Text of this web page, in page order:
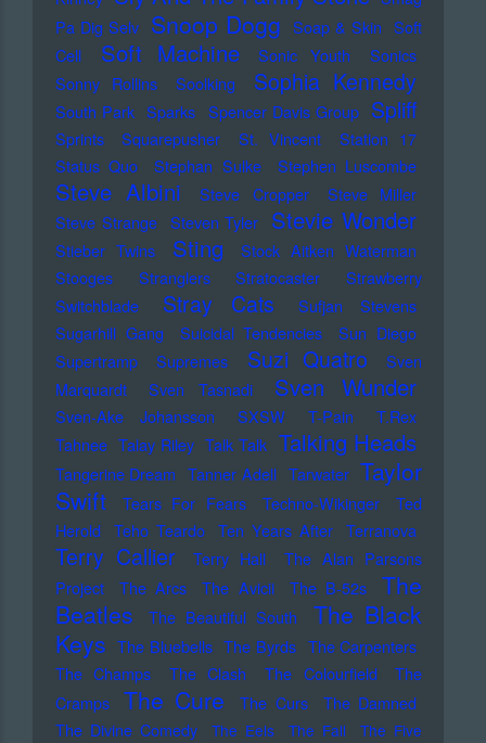
Pa Dig Selv Snoop Dogg Soap & Skin Soft
Cell
Soft Machine Sonic Youth
Sonics
Sonny Rollins
Soolking Sophia Kennedy
South Park Sparks Spencer Davis Group Spliff
Sprints Squarepusher St. Vincent
Station 17
Status Quo
Stephan Sulke Stephen Luscombe
Steve Albini Steve Cropper
Steve Miller
Steve Strange Steven Tyler Stevie Wonder
Stieber Twins Sting
Stock Aitken Waterman
Stooges
Stranglers Stratocaster
Strawberry
Switchblade
Stray Cats
Sufjan Stevens
Sugarhill Gang
Suicidal Tendencies
Sun Diego
Supertramp
Supremes Suzi Quatro
Sven
Marquardt
Sven Tasnadi Sven Wunder
Sven-Ake Johansson SXSW T-Pain
T.Rex
Tahnee Talay Riley Talk Talk Talking Heads
Tangerine Dream Tanner Adell Tarwater Taylor
Swift
Tears For Fears Techno-Wikinger
Ted
Herold
Teho Teardo Ten Years After Terranova
Terry Callier Terry Hall
The Alan Parsons
Project
The Arcs The Avicii The B-52s
The
Beatles
The Beautiful South
The Black
Keys The Bluebells The Byrds The Carpenters
The Champs
The Clash The Colourfield
The
Cramps
The Cure The Curs
The Damned
The Divine Comedy
The Eels The Fall
The Five